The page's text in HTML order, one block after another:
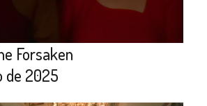
Forsaken
de 2025